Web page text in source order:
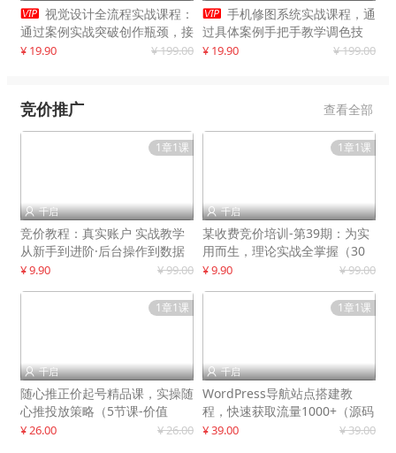
 视觉设计全流程实战课程：
通过案例实战突破创作瓶颈，接
单月入20000+
¥ 19.90 ¥ 199.00
 手机修图系统实战课程，通
过具体案例手把手教学调色技
巧，实现副业变现
¥ 19.90 ¥ 199.00
竞价推广 查看全部
1章1课
 千启
竞价教程：真实账户 实战教学
从新手到进阶·后台操作到数据
优化
¥ 9.90 ¥ 99.00
1章1课
 千启
某收费竞价培训-第39期：为实
用而生，理论实战全掌握（30
节课）
¥ 9.90 ¥ 99.00
1章1课
 千启
随心推正价起号精品课，实操随
心推投放策略（5节课-价值
298）
¥ 26.00 ¥ 26.00
1章1课
 千启
WordPress导航站点搭建教
程，快速获取流量1000+（源码
+教程）
¥ 39.00 ¥ 39.00